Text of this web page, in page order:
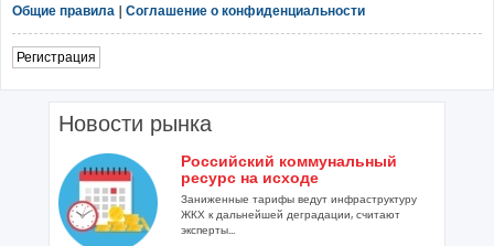
Общие правила | Соглашение о конфиденциальности
Регистрация
Новости рынка
Российский коммунальный
ресурс на исходе
Заниженные тарифы ведут инфраструктуру
ЖКХ к дальнейшей деградации, считают
эксперты...